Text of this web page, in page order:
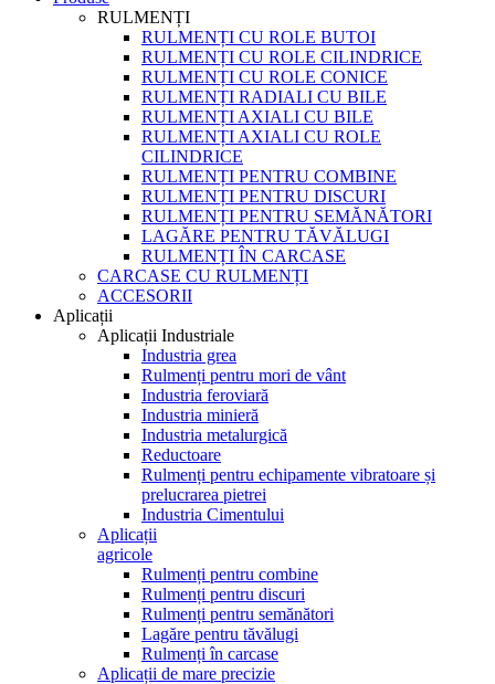
RULMENȚI
RULMENȚI CU ROLE BUTOI
RULMENȚI CU ROLE CILINDRICE
RULMENȚI CU ROLE CONICE
RULMENȚI RADIALI CU BILE
RULMENȚI AXIALI CU BILE
RULMENȚI AXIALI CU ROLE
CILINDRICE
RULMENȚI PENTRU COMBINE
RULMENȚI PENTRU DISCURI
RULMENȚI PENTRU SEMĂNĂTORI
LAGĂRE PENTRU TĂVĂLUGI
RULMENȚI ÎN CARCASE
CARCASE CU RULMENȚI
ACCESORII
Aplicații
Aplicații Industriale
Industria grea
Rulmenți pentru mori de vânt
Industria feroviară
Industria minieră
Industria metalurgică
Reductoare
Rulmenți pentru echipamente vibratoare și
prelucrarea pietrei
Industria Cimentului
Aplicații
agricole
Rulmenți pentru combine
Rulmenți pentru discuri
Rulmenți pentru semănători
Lagăre pentru tăvălugi
Rulmenți în carcase
Aplicații de mare precizie